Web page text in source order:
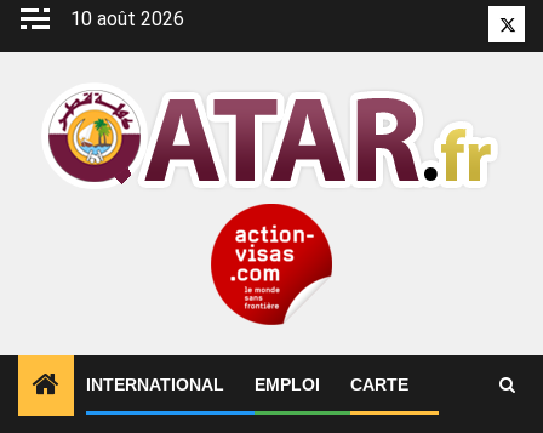
Aller
10 août 2026
INTERNATIONAL EMPLOI CARTE